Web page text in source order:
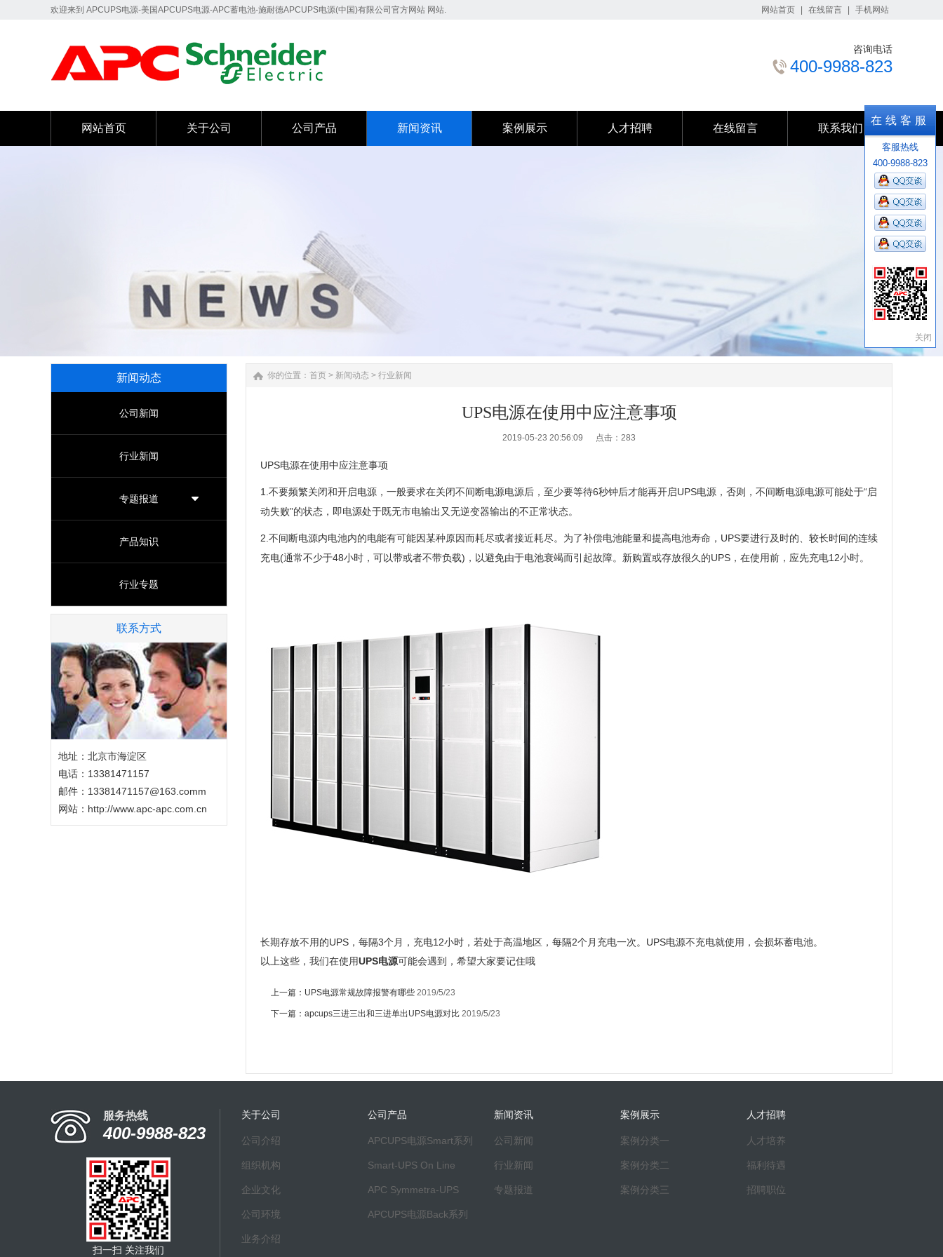
欢迎来到 APCUPS电源-美国APCUPS电源-APC蓄电池-施耐德APCUPS电源(中国)有限公司官方网站 网站. 网站首页 在线留言 手机网站
咨询电话
400-9988-823
网站首页 关于公司 公司产品 新闻资讯 案例展示 人才招聘 在线留言 联系我们
新闻动态
公司新闻
行业新闻
专题报道
产品知识
行业专题
联系方式
地址：北京市海淀区
电话：13381471157
邮件：13381471157@163.comm
网站： http://www.apc-apc.com.cn
你的位置： 首页 > 新闻动态 > 行业新闻
UPS电源在使用中应注意事项
2019-05-23 20:56:09 点击： 283
UPS电源在使用中应注意事项
1.不要频繁关闭和开启电源，一般要求在关闭不间断电源电源后，至少要等待6秒钟后才能再开启UPS电源，否则，不间断电源电源可能处于“启
动失败”的状态，即电源处于既无市电输出又无逆变器输出的不正常状态。
2.不间断电源内电池内的电能有可能因某种原因而耗尽或者接近耗尽。为了补偿电池能量和提高电池寿命，UPS要进行及时的、较长时间的连续
充电(通常不少于48小时，可以带或者不带负载)，以避免由于电池衰竭而引起故障。新购置或存放很久的UPS，在使用前，应先充电12小时。
长期存放不用的UPS，每隔3个月，充电12小时，若处于高温地区，每隔2个月充电一次。UPS电源不充电就使用，会损坏蓄电池。
以上这些，我们在使用UPS电源可能会遇到，希望大家要记住哦
上一篇： UPS电源常规故障报警有哪些 2019/5/23
下一篇： apcups三进三出和三进单出UPS电源对比 2019/5/23
服务热线
400-9988-823
扫一扫 关注我们
关于公司
公司介绍
组织机构
企业文化
公司环境
业务介绍
公司产品
APCUPS电源Smart系列
Smart-UPS On Line
APC Symmetra-UPS
APCUPS电源Back系列
新闻资讯
公司新闻
行业新闻
专题报道
案例展示
案例分类一
案例分类二
案例分类三
人才招聘
人才培养
福利待遇
招聘职位
在线客服
客服热线
400-9988-823
关闭